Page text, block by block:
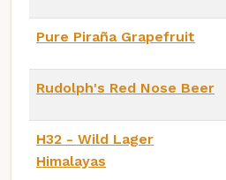
Pure Piraña Grapefruit
Rudolph's Red Nose Beer
H32 - Wild Lager
Himalayas